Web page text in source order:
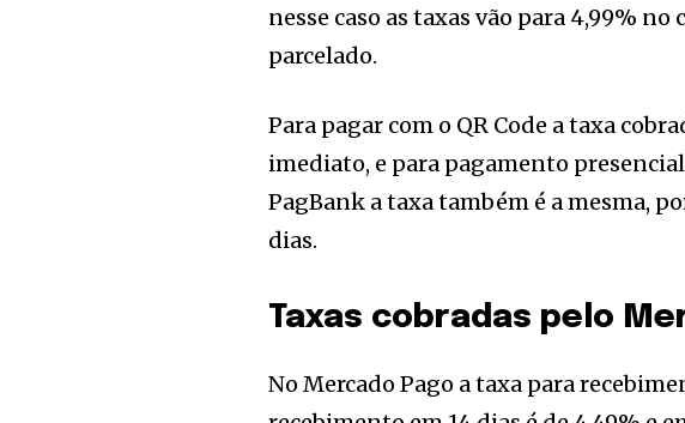
nesse caso as taxas vão para 4,99%
parcelado.
Para pagar com o QR Code a taxa
imediato, e para pagamento
PagBank a taxa também é a mesma,
dias.
Taxas cobradas pelo
No Mercado Pago a taxa para